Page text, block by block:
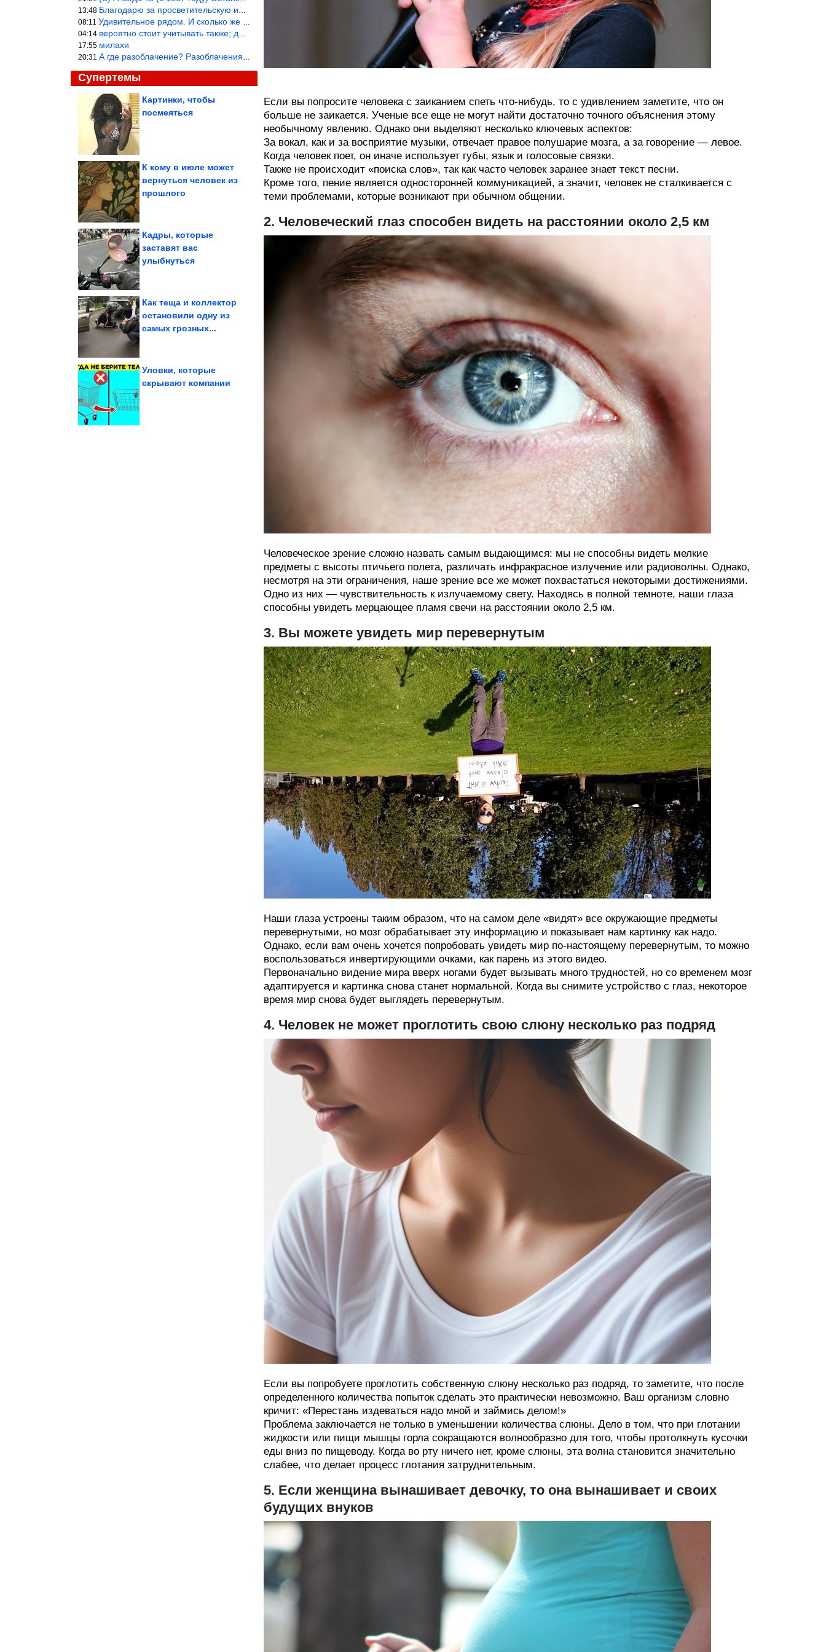
13:48 Благодарю за просветительскую информацию.
08:11 Удивительное рядом. И сколько же ещё открытий готовит Просвещень
04:14 вероятно стоит учитывать также; длительность сна сгущает кровото
17:55 милахи
20:31 А где разоблачение? Разоблачения нет — значит придётся принять к
Супертемы
Картинки, чтобы
посмеяться
Запас хорошего
К кому в июле может
вернуться человек из
прошлого
Кадры, которые
заставят вас
улыбнуться
Как теща и коллектор
остановили одну из
самых грозных...
Забавные животные,
Уловки, которые
скрывают компании
Если вы попросите человека с заиканием спеть что-нибудь, то с удивлением заметите, что он
больше не заикается. Ученые все еще не могут найти достаточно точного объяснения этому
необычному явлению. Однако они выделяют несколько ключевых аспектов:
За вокал, как и за восприятие музыки, отвечает правое полушарие мозга, а за говорение — левое.
Когда человек поет, он иначе использует губы, язык и голосовые связки.
Также не происходит «поиска слов», так как часто человек заранее знает текст песни.
Кроме того, пение является односторонней коммуникацией, а значит, человек не сталкивается с
теми проблемами, которые возникают при обычном общении.
2. Человеческий глаз способен видеть на расстоянии около 2,5 км
Человеческое зрение сложно назвать самым выдающимся: мы не способны видеть мелкие
предметы с высоты птичьего полета, различать инфракрасное излучение или радиоволны. Однако,
несмотря на эти ограничения, наше зрение все же может похвастаться некоторыми достижениями.
Одно из них — чувствительность к излучаемому свету. Находясь в полной темноте, наши глаза
способны увидеть мерцающее пламя свечи на расстоянии около 2,5 км.
3. Вы можете увидеть мир перевернутым
Наши глаза устроены таким образом, что на самом деле «видят» все окружающие предметы
перевернутыми, но мозг обрабатывает эту информацию и показывает нам картинку как надо.
Однако, если вам очень хочется попробовать увидеть мир по-настоящему перевернутым, то можно
воспользоваться инвертирующими очками, как парень из этого видео.
Первоначально видение мира вверх ногами будет вызывать много трудностей, но со временем мозг
адаптируется и картинка снова станет нормальной. Когда вы снимите устройство с глаз, некоторое
время мир снова будет выглядеть перевернутым.
4. Человек не может проглотить свою слюну несколько раз подряд
Если вы попробуете проглотить собственную слюну несколько раз подряд, то заметите, что после
определенного количества попыток сделать это практически невозможно. Ваш организм словно
кричит: «Перестань издеваться надо мной и займись делом!»
Проблема заключается не только в уменьшении количества слюны. Дело в том, что при глотании
жидкости или пищи мышцы горла сокращаются волнообразно для того, чтобы протолкнуть кусочки
еды вниз по пищеводу. Когда во рту ничего нет, кроме слюны, эта волна становится значительно
слабее, что делает процесс глотания затруднительным.
5. Если женщина вынашивает девочку, то она вынашивает и своих
будущих внуков